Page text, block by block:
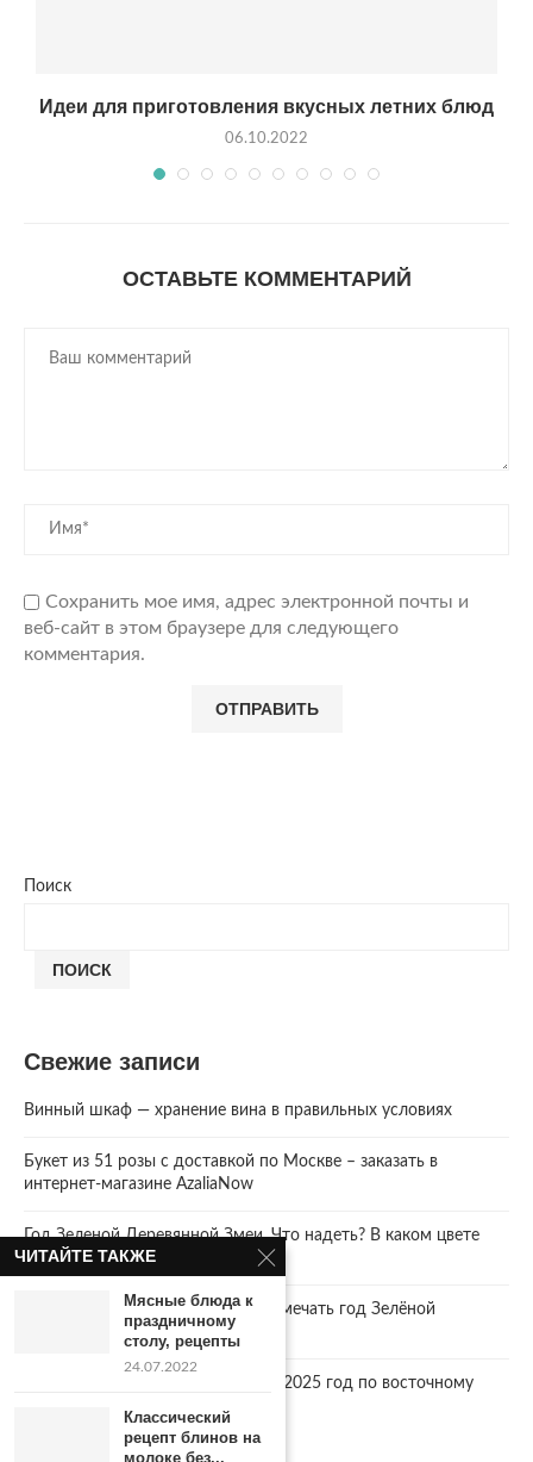
Идеи для приготовления вкусных летних блюд
06.10.2022
ОСТАВЬТЕ КОММЕНТАРИЙ
Сохранить мое имя, адрес электронной почты и
веб-сайт в этом браузере для следующего
комментария.
Поиск
ПОИСК
Свежие записи
Винный шкаф — хранение вина в правильных условиях
Букет из 51 розы с доставкой по Москве – заказать в
интернет-магазине AzaliaNow
Год Зеленой Деревянной Змеи. Что надеть? В каком цвете
встречать 2025 Новый год.
2025 год. Где и как правильно отмечать год Зелёной
Деревянной Змеи
Что год грядущий нам готовит… 2025 год по восточному
ЧИТАЙТЕ ТАКЖЕ
Мясные блюда к
праздничному
столу, рецепты
24.07.2022
Классический
рецепт блинов на
молоке без...